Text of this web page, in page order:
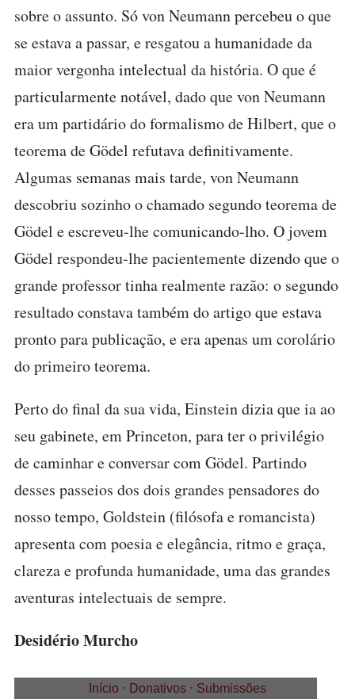
sobre o assunto. Só von Neumann percebeu o que
se estava a passar, e resgatou a humanidade da
maior vergonha intelectual da história. O que é
particularmente notável, dado que von Neumann
era um partidário do formalismo de Hilbert, que o
teorema de Gödel refutava definitivamente.
Algumas semanas mais tarde, von Neumann
descobriu sozinho o chamado segundo teorema de
Gödel e escreveu-lhe comunicando-lho. O jovem
Gödel respondeu-lhe pacientemente dizendo que o
grande professor tinha realmente razão: o segundo
resultado constava também do artigo que estava
pronto para publicação, e era apenas um corolário
do primeiro teorema.
Perto do final da sua vida, Einstein dizia que ia ao
seu gabinete, em Princeton, para ter o privilégio
de caminhar e conversar com Gödel. Partindo
desses passeios dos dois grandes pensadores do
nosso tempo, Goldstein (filósofa e romancista)
apresenta com poesia e elegância, ritmo e graça,
clareza e profunda humanidade, uma das grandes
aventuras intelectuais de sempre.
Desidério Murcho
Início ⋅ Donativos ⋅ Submissões